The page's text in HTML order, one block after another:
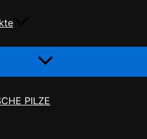
Menü
PILZE